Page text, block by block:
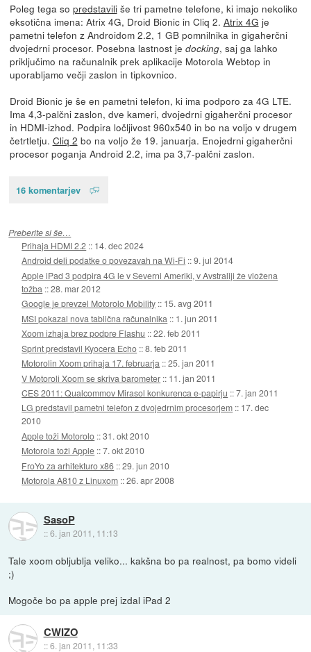
Poleg tega so predstaviliše tri pametne telefone, ki imajo nekoliko
eksotična imena: Atrix 4G, Droid Bionic in Cliq 2. Atrix 4G je
pametni telefon z Androidom 2.2, 1 GB pomnilnika in gigaherčni
dvojedrni procesor. Posebna lastnost je docking, saj ga lahko
priključimo na računalnik prek aplikacije Motorola Webtop in
uporabljamo večji zaslon in tipkovnico.
Droid Bionic je še en pametni telefon, ki ima podporo za 4G LTE.
Ima 4,3-palčni zaslon, dve kameri, dvojedrni gigaherčni procesor
in HDMI-izhod. Podpira ločljivost 960x540 in bo na voljo v drugem
četrtletju. Cliq 2 bo na voljo že 19. januarja. Enojedrni gigaherčni
procesor poganja Android 2.2, ima pa 3,7-palčni zaslon.
16 komentarjev
Preberite si še…
Prihaja HDMI 2.2 :: 14. dec 2024
Android deli podatke o povezavah na Wi-Fi ::9. jul 2014
Apple iPad 3 podpira 4G le v Severni Ameriki, v Avstraliji že vložena
tožba ::28. mar 2012
Google je prevzel Motorolo Mobility :: 15. avg 2011
MSI pokazal nova tablična računalnika :: 1. jun 2011
Xoom izhaja brez podpre Flashu ::22. feb 2011
Sprint predstavil Kyocera Echo ::8. feb 2011
Motorolin Xoom prihaja 17. februarja ::25. jan 2011
V Motoroli Xoom se skriva barometer :: 11. jan 2011
CES 2011: Qualcommov Mirasol konkurenca e-papirju ::7. jan 2011
LG predstavil pametni telefon z dvojedrnim procesorjem :: 17. dec
2010
Apple toži Motorolo ::31. okt 2010
Motorola toži Apple ::7. okt 2010
FroYo za arhitekturo x86 ::29. jun 2010
Motorola A810 z Linuxom ::26. apr 2008
SasoP
::6. jan 2011, 11:13
Tale xoom obljublja veliko... kakšna bo pa realnost, pa bomo videli
;)
Mogoče bo pa apple prej izdal iPad 2
CWIZO
::6. jan 2011, 11:33